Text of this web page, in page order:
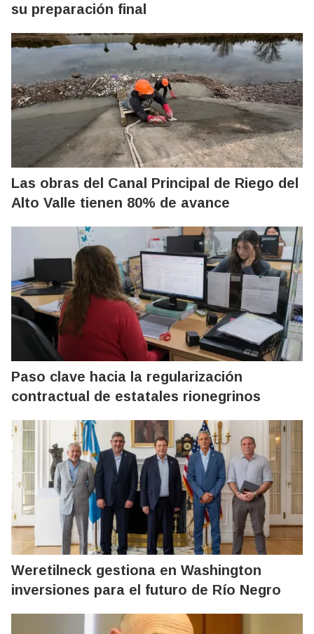
su preparación final
Las obras del Canal Principal de Riego del
Alto Valle tienen 80% de avance
Paso clave hacia la regularización
contractual de estatales rionegrinos
Weretilneck gestiona en Washington
inversiones para el futuro de Río Negro